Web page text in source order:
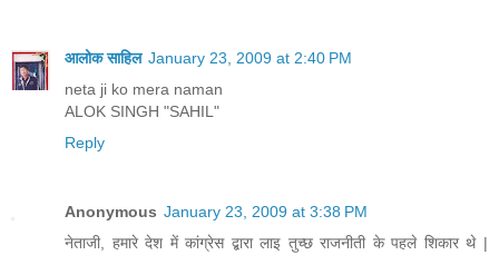
आलोक साहिल January 23, 2009 at 2:40 PM
neta ji ko mera naman
ALOK SINGH "SAHIL"
Reply
Anonymous January 23, 2009 at 3:38 PM
नेताजी, हमारे देश में कांग्रेस द्बारा लाइ तुच्छ राजनीती के पहले शिकार थे |